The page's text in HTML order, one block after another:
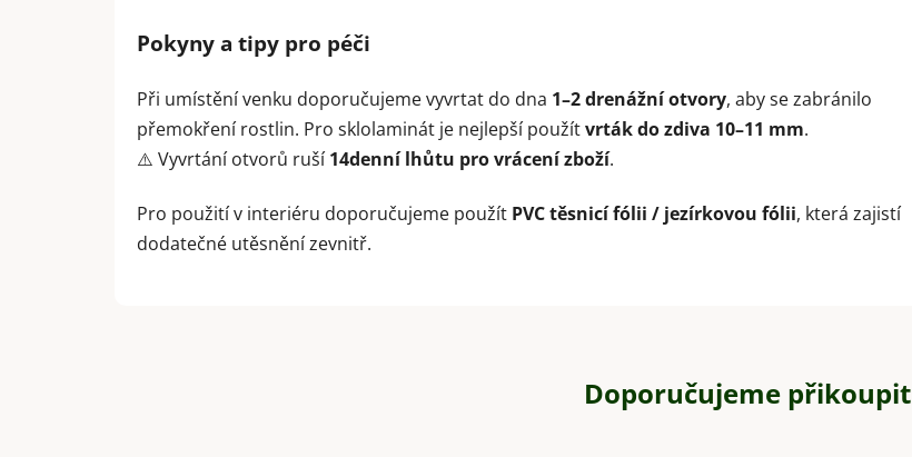
Pokyny a tipy pro péči
Při umístění venku doporučujeme vyvrtat do dna 1–2 drenážní otvory, aby se zabránilo
přemokření rostlin. Pro sklolaminát je nejlepší použítvrták do zdiva 10–11 mm.
⚠️ Vyvrtání otvorů ruší 14denní lhůtu pro vrácení zboží.
Pro použití v interiéru doporučujeme použít PVC těsnicí fólii / jezírkovou fólii, která zajistí
dodatečné utěsnění zevnitř.
Doporučujeme přikoupit